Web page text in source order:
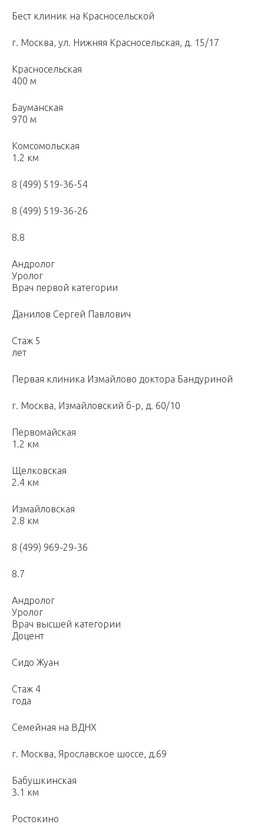
Бест клиник на Красносельской
г. Москва, ул. Нижняя Красносельская, д. 15/17
Красносельская
400 м
Бауманская
970 м
Комсомольская
1.2 км
8 (499) 519-36-54
8 (499) 519-36-26
8.8
Андролог
Уролог
Врач первой категории
Данилов Сергей Павлович
Стаж 5
лет
Первая клиника Измайлово доктора Бандуриной
г. Москва, Измайловский б-р, д. 60/10
Первомайская
1.2 км
Щелковская
2.4 км
Измайловская
2.8 км
8 (499) 969-29-36
8.7
Андролог
Уролог
Врач высшей категории
Доцент
Сидо Жуан
Стаж 4
года
Семейная на ВДНХ
г. Москва, Ярославское шоссе, д.69
Бабушкинская
3.1 км
Ростокино